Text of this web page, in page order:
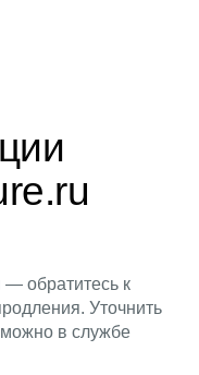
— обратитесь к
Уточнить
можно в службе